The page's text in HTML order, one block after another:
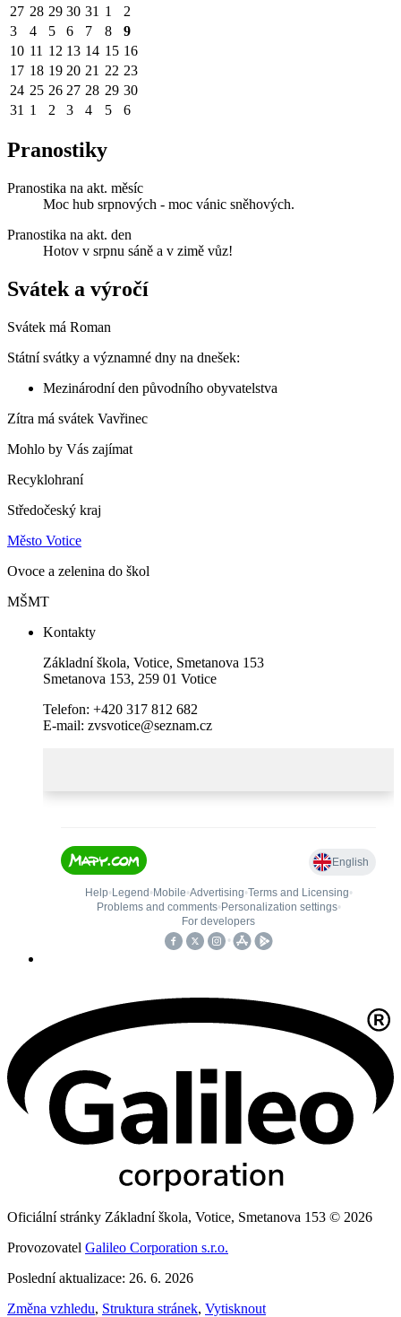
27 28 29 30 31 1
2
3
4 5 6 7 8
9
10 11 12 13 14 15 16
17 18 19 20 21 22 23
24 25 26 27 28 29 30
31 1 2 3 4 5 6
Pranostiky
Pranostika na akt. měsíc
Moc hub srpnových - moc vánic sněhových.
Pranostika na akt. den
Hotov v srpnu sáně a v zimě vůz!
Svátek a výročí
Svátek má Roman
Státní svátky a významné dny na dnešek:
Mezinárodní den původního obyvatelstva
Zítra má svátek Vavřinec
Mohlo by Vás zajímat
Recyklohraní
Středočeský kraj
Město Votice
Ovoce a zelenina do škol
MŠMT
Kontakty
Základní škola, Votice, Smetanova 153
Smetanova 153, 259 01 Votice
Telefon: +420 317 812 682
E-mail: zvsvotice@seznam.cz
Oficiální stránky Základní škola, Votice, Smetanova 153 © 2026
Provozovatel Galileo Corporation s.r.o.
Poslední aktualizace: 26. 6. 2026
Změna vzhledu, Struktura stránek, Vytisknout